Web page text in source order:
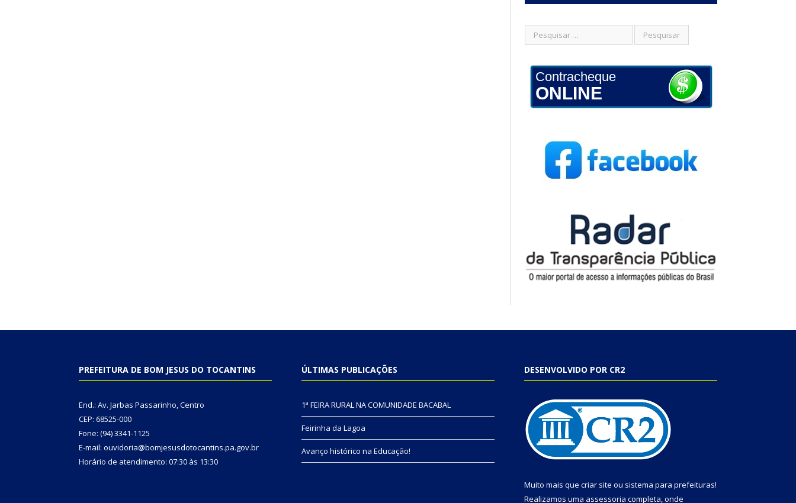
Contracheque
ONLINE
PREFEITURA DE BOM JESUS DO TOCANTINS
End.: Av. Jarbas Passarinho, Centro
CEP: 68525-000
Fone: (94) 3341-1125
E-mail: ouvidoria@bomjesusdotocantins.pa.gov.br
Horário de atendimento: 07:30 às 13:30
ÚLTIMAS PUBLICAÇÕES
1ª FEIRA RURAL NA COMUNIDADE BACABAL
Feirinha da Lagoa
Avanço histórico na Educação!
DESENVOLVIDO POR CR2
Muito mais que criar site ou sistema para prefeituras!
Realizamos uma assessoria completa, onde